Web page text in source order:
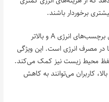
برخوردار باشند.
پکیج‌های برقی نوژان انرژی معمولاً دارای برچسب‌های انرژی A و بالاتر
در مصرف انرژی است. این ویژگی
حفظ محیط زیست نیز کمک می‌کند.
کاربران می‌توانند به کاهش